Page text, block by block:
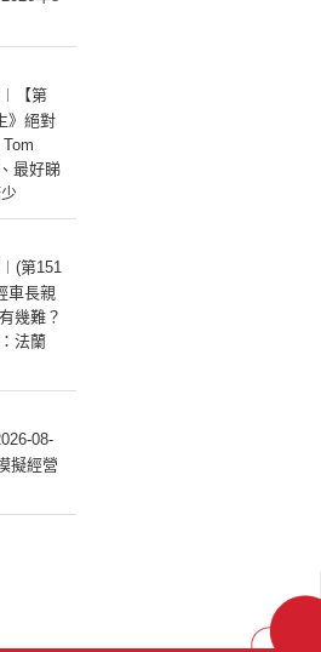
【第
》絕對
最好睇
第151
車長親
幾難？
法蘭
08-
擬經營